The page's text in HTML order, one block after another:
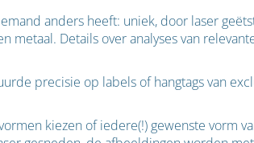
anders heeft: uniek, door laser
metaal. Details over analyses van
precisie op labels of hangtags van
kiezen of iedere(!) gewenste vorm